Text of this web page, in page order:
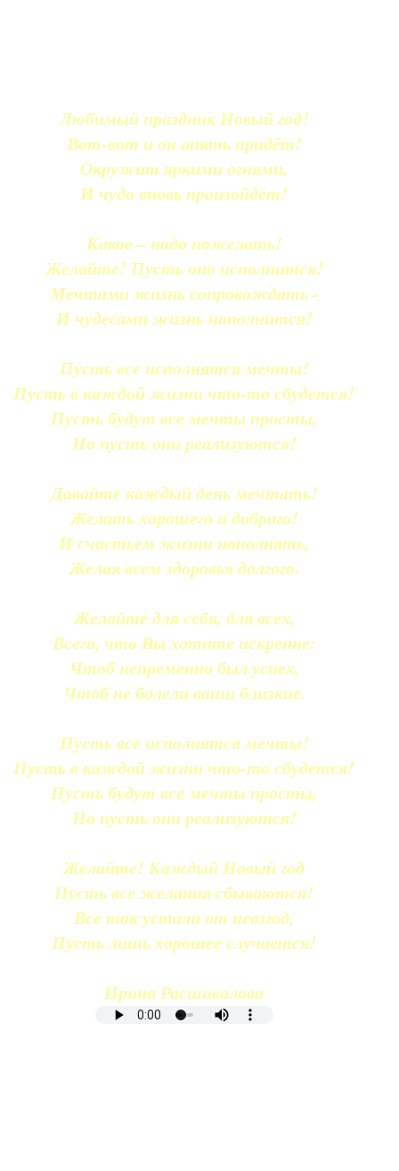
Любимый праздник Новый год!
Вот-вот и он опять придёт!
Окружит яркими огнями,
И чудо вновь произойдёт!
Какое – надо пожелать!
Желайте! Пусть оно исполнится!
Мечтами жизнь сопровождать -
И чудесами жизнь наполнится!
Пусть все исполнятся мечты!
Пусть в каждой жизни что-то сбудется!
Пусть будут все мечты просты,
Но пусть они реализуются!
Давайте каждый день мечтать!
Желать хорошего и доброго!
И счастьем жизни наполнять,
Желая всем здоровья долгого.
Желайте для себя, для всех,
Всего, что Вы хотите искренне:
Чтоб непременно был успех,
Чтоб не болели ваши близкие.
Пусть все исполнятся мечты!
Пусть в каждой жизни что-то сбудется!
Пусть будут все мечты просты,
Но пусть они реализуются!
Желайте! Каждый Новый год
Пусть все желания сбываются!
Все так устали от невзгод,
Пусть лишь хорошее случается!
Ирина Расшивалова